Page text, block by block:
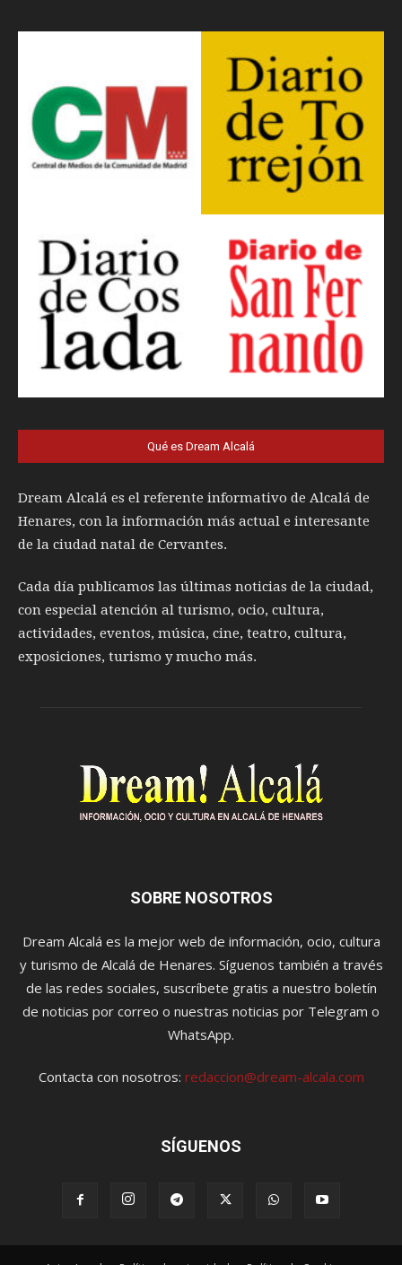
Qué es Dream Alcalá
Dream Alcalá es el referente informativo de Alcalá de
Henares, con la información más actual e interesante
de la ciudad natal de Cervantes.
Cada día publicamos las últimas noticias de la ciudad,
con especial atención al turismo, ocio, cultura,
actividades, eventos, música, cine, teatro, cultura,
exposiciones, turismo y mucho más.
SOBRE NOSOTROS
Dream Alcalá es la mejor web de información, ocio, cultura
y turismo de Alcalá de Henares. Síguenos también a través
de las redes sociales, suscríbete gratis a nuestro boletín
de noticias por correo o nuestras noticias por Telegram o
WhatsApp.
Contacta con nosotros: redaccion@dream-alcala.com
SÍGUENOS